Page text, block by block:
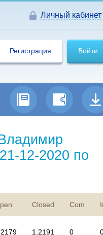
Личный кабинет
Войти
Регистрация
12-2020 по
Closed Com
1.2191 0